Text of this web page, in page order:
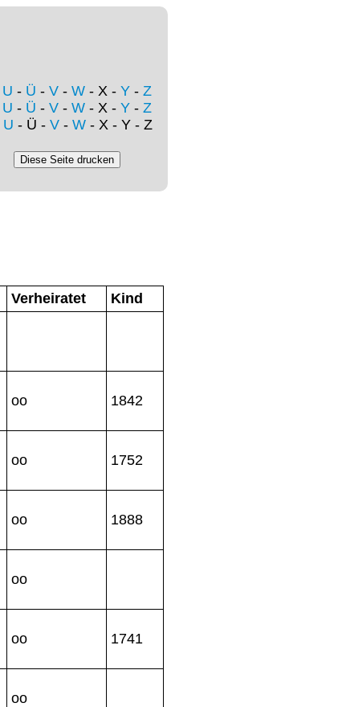
U - Ü - V - W - X - Y - Z
U - Ü - V - W - X - Y - Z
U - Ü - V- W- X - Y - Z
Verheiratet
Kind
oo 1842
oo 1752
oo 1888
oo
oo 1741
oo